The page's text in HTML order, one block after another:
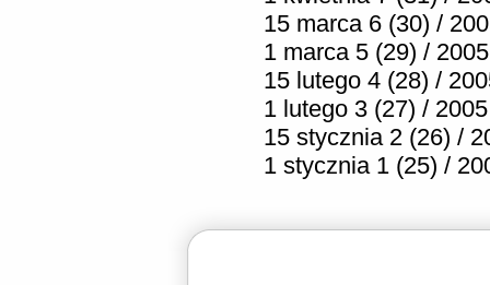
15 marca 6 (30) /
1 marca 5 (29) / 2005
15 lutego 4 (28) /
1 lutego 3 (27) / 2005
15 stycznia 2 (26) /
1 stycznia 1 (25) /